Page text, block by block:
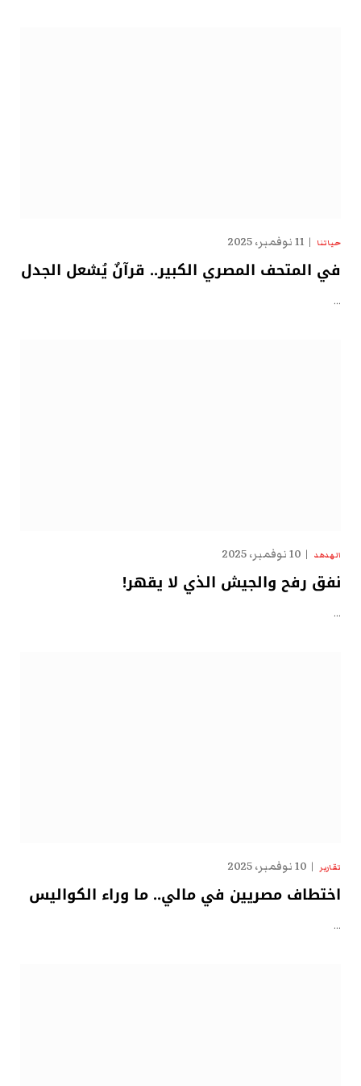
حياتنا 11 نوفمبر، 2025
في المتحف المصري الكبير.. قرآنٌ يُشعل الجدل
…
الهدهد 10 نوفمبر، 2025
نفق رفح والجيش الذي لا يقهر!
…
تقارير 10 نوفمبر، 2025
اختطاف مصريين في مالي.. ما وراء الكواليس
…